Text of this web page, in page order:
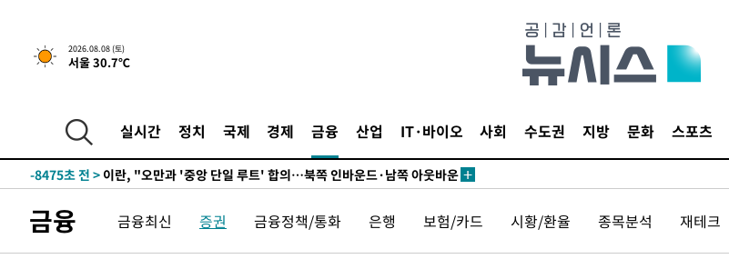
2026.08.08 (토)
서울 30.7℃
실시간 정치 국제 경제 금융 산업 IT·바이오 사회 수도권 지방 문화 스포츠
3시간 전 >[속보]규제합리화위원회 부위원장에 김태유 서울대 공대 교수…이병태
후임
-16940초 전 >이강인, 폭염 속 AT마드리드 첫 훈련…80명 식사 대접까지(종합)
하향수정 (2보)
-13527초 전 >
[속보] 미 사업체, 일자리 7월에 2.3만 개 줄어…실업률은 4.1%로
-9390초 전 >
실천"
-8475초 전 > 이란, "오만과 '중앙 단일 루트' 합의…북쪽 인바운드·남쪽 아웃바운
-7초 전 >
[속보]이 대통령, '호우피해' 안동·의성 관할 4개 면 특별재난지역 선포
30초 전 >[단독]중수청 지원 검사들, 정원 초과 시 낮은 계급 임용…희망지 못 갈 수
금융 금융최신 증권 금융정책/통화 은행 보험/카드 시황/환율 종목분석 재테크